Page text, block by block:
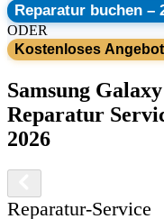
Reparatur buchen –
ODER
Kostenloses
Samsung
Reparatur
2026
Reparatur-Service